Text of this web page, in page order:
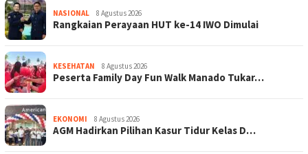
NASIONAL 8 Agustus 2026
Rangkaian Perayaan HUT ke-14 IWO Dimulai
KESEHATAN 8 Agustus 2026
Peserta Family Day Fun Walk Manado Tukar…
EKONOMI 8 Agustus 2026
AGM Hadirkan Pilihan Kasur Tidur Kelas D…